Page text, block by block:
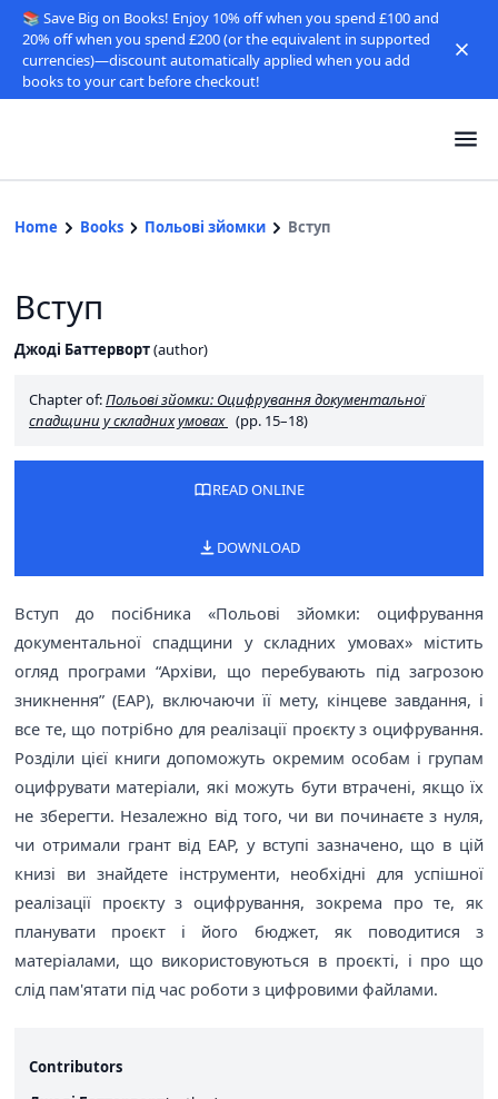
📚 Save Big on Books! Enjoy 10% off when you spend £100 and
20% off when you spend £200 (or the equivalent in supported
currencies)—discount automatically applied when you add
books to your cart before checkout!
Home Books Польові зйомки Вступ
Вступ
Джоді Баттерворт(author)
Chapter of:Польові зйомки: Оцифрування документальної
спадщини у складних умовах (pp. 15–18)
READ ONLINE
DOWNLOAD
Вступ до посібника «Польові зйомки: оцифрування
документальної спадщини у складних умовах» містить
огляд програми “Архіви, що перебувають під загрозою
зникнення” (EAP), включаючи її мету, кінцеве завдання, і
все те, що потрібно для реалізації проєкту з оцифрування.
Розділи цієї книги допоможуть окремим особам і групам
оцифрувати матеріали, які можуть бути втрачені, якщо їх
не зберегти. Незалежно від того, чи ви починаєте з нуля,
чи отримали грант від EAP, у вступі зазначено, що в цій
книзі ви знайдете інструменти, необхідні для успішної
реалізації проєкту з оцифрування, зокрема про те, як
планувати проєкт і його бюджет, як поводитися з
матеріалами, що використовуються в проєкті, і про що
слід пам'ятати під час роботи з цифровими файлами.
Contributors